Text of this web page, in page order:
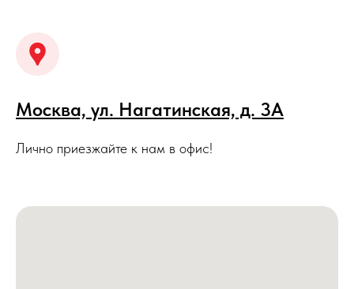
Москва, ул. Нагатинская, д. 3A
Лично приезжайте к нам в офис!